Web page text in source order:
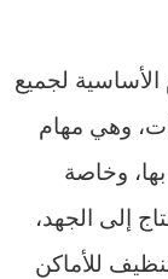
لجميع
وهي مهام
وخاصة
إلى الجهد،
للأماكن